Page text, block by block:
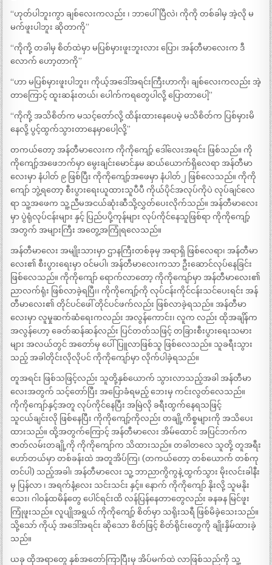
“ဟုတ်ပါဘူးကွာ ချစ်လေးကလည်း ၊ ဘာပေါ်ပြီလဲ၊ ကိုကို တစ်ခါမှ အဲ့လို မ
မက်ဖူးပါဘူး ဆိုတာကို”
“ကိုကို့ တခါမှ စိတ်ထဲမှာ မပြစ်မှားဖူးဘူးလား ပြော၊ အန်တီမာလေးက ဒီ
လောက် ဟော့တာကို”
“ဟာ မပြစ်မှားဖူးပါဘူး၊ ကိုယ့်အဒေါ်အရင်းကြီးဟာကို၊ ချစ်လေးကလည်း အဲ့
တာကြောင့် ထူးဆန်းတယ်၊ ပေါက်ကရတွေပါလို့ ပြောတာပေါ့”
“ကိုကို့ အသိစိတ်က မသင့်တော်လို့ ထိန်းထားနေပေမဲ့ မသိစိတ်က ပြစ်မှားမိ
နေလို့ ပွင့်ထွက်သွားတာနေမှာပေါ့လို့”
တကယ်တော့ အန်တီမာလေးက ကိုကိုကျော့် ဒေါ်လေးအရင်း ဖြစ်သည်။ ကို
ကိုကျော့်အဖေဘက်မှာ မွေးချင်းမောင်နှမ ဆယ်ယောက်ရှိလေရာ အန်တီမာ
လေးမှာ နံပါတ် ၉ ဖြစ်ပြီး ကိုကိုကျော့်အဖေမှာ နံပါတ်၂ ဖြစ်လေသည်။ ကိုကို
ကျော် ဘွဲ့ရတော့ စီးပွားရေးယူထားသူပီပီ ကိုယ်ပိုင်အလုပ်ကိုပဲ လုပ်ချင်လေ
ရာ သူ့အဖေက သူ့ညီမအငယ်ဆုံးဆီသို့လွှတ်ပေးလိုက်သည်။ အန်တီမာလေး
မှာ ပွဲရုံလုပ်ငန်းများ နှင့် ပြည်ပပို့ကုန်များ လုပ်ကိုင်နေသူဖြစ်ရာ ကိုကိုကျော့်
အတွက် အများကြီး အတွေ့အကြုံရလေသည်။
အန်တီမာလေး အမျိုးသားမှာ ဌာနကြီးတစ်ခုမှ အရာရှိ ဖြစ်လေရာ၊ အန်တီမာ
လေး၏ စီးပွားရေးမှာ ဝင်မပါ၊ အန်တီမာလေးကသာ ဦးဆောင်လုပ်နေခြင်း
ဖြစ်လေသည်။ ကိုကိုကျော် ရောက်လာတော့ ကိုကိုကျော်မှာ အန်တီမာလေး၏
ညာလက်ရုံး ဖြစ်လာခဲ့ရပြီ၊၊ ကိုကိုကျော့်ကို လုပ်ငန်းကိုင်ငန်းသင်ပေးရင်း အန်
တီမာလေး၏ တိုင်ပင်ဖေါ် တိုင်ပင်ဖက်လည်း ဖြစ်လာခဲ့ရသည်။ အန်တီမာ
လေးမှာ လူမှုဆက်ဆံရေးကလည်း အလွန်ကောင်း၊ လူက လည်း ထိုအချိန်က
အလွန်ဟော့ ခေတ်ဆန်ဆန်လည်း ပြင်တတ်သဖြင့် တခြားစီးပွားရေးသမား
များ အလယ်တွင် အတော်မှ ပေါ်ပြူလာဖြစ်သူ ဖြစ်လေသည်။ သူခရီးသွား
သည့် အခါတိုင်းလိုလိုပင် ကိုကိုကျော်မှာ လိုက်ပါခဲ့ရသည်။
တူအရင်း ဖြစ်သဖြင့်လည်း သူတို့နှစ်ယောက် သွားလာသည့်အခါ အန်တီမာ
လေးအတွက် သင့်တော်ပြီး အပြောခံရမည့် ဘေးမှ ကင်းလွတ်လေသည်။
ကိုကိုကျော်နှင့်အတူ လုပ်ကိုင်နေပြီး အမြဲလို ခရီးထွက်နေရသဖြင့်
သူငယ်ချင်းလို ဖြစ်နေပြီး ကိုကိုကျော့်ကိုလည်း တချို့ကိစ္စများကို အသိပေး
ထားသည်။ ထို့အတွက်ကြောင့် အန်တီမာလေး အိမ်ထောင် အပြင်ဘက်က
ဇာတ်လမ်းတချို့ကို ကိုကိုကျော်က သိထားသည်။ တခါတလေ သူတို့ တူအရီး
ဟော်တယ်မှာ တစ်ခန်းထဲ အတူအိပ်ကြ၊ (တကယ်တော့ တစ်ယောက် တစ်ကု
တင်ပါ) သည့်အခါ၊ အန်တီမာလေး သူ့ ဘာညာကွိကွနဲ့ ထွက်သွား မိုးလင်းခါနီး
မှ ပြန်လာ ၊ အရက်နံ့လေး သင်းသင်း နှင့်။ နောက် ကိုကိုကျော် နိုးလို့ သူမနိုး
သေး၊ ဂါဝန်ထမိန်တွေ ပေါင်ရင်းထိ လန်ပြန်နေတာတွေလည်း ခနခန မြင်ဖူး
ကြုံဖူးသည်။ လူပျိုအရွယ် ကိုကိုကျော့် စိတ်မှာ သရိုးသရီ ဖြစ်မိခဲ့သေးသည်။
သို့သော် ကိုယ့် အဒေါ်အရင်း ဆိုသော စိတ်ဖြင့် စိတ်ရိုင်းတွေကို ချိုးနှိမ်ထားခဲ့
သည်။
ယခု ထိုအရာတွေ နှစ်အတော်ကြာပြီးမှ အိပ်မက်ထဲ လာဖြစ်သည်ကို သူ့